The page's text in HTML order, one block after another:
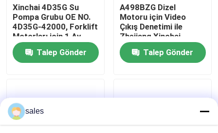
Kalite Kontrolü
Bizimle İletişim
Motor montajı
Motor Bloku Montajı ve Aksesuarları
Xinchai 4D35G Su
Pompa Grubu OE NO.
4D35G-42000, Forklift
Motorları için 1 Ay
Garantili
Talep Gönder
A498BZG Dizel
Motoru için Video
Çıkış Denetimi ile
Zhejiang Xinchai
Yüksek Basınçlı Yakıt
Pompası 4QTF319BZ-
Talep Gönder
sales